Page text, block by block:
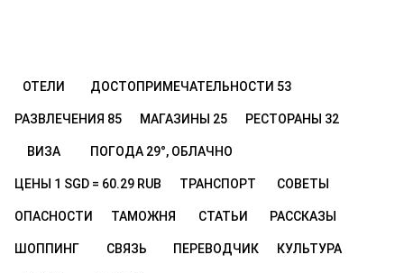
ОТЕЛИ ДОСТОПРИМЕЧАТЕЛЬНОСТИ 53
РАЗВЛЕЧЕНИЯ 85 МАГАЗИНЫ 25 РЕСТОРАНЫ 32
ВИЗА ПОГОДА 29°, ОБЛАЧНО
ЦЕНЫ 1 SGD = 60.29 RUB ТРАНСПОРТ СОВЕТЫ
ОПАСНОСТИ ТАМОЖНЯ СТАТЬИ РАССКАЗЫ
ШОППИНГ СВЯЗЬ ПЕРЕВОДЧИК КУЛЬТУРА